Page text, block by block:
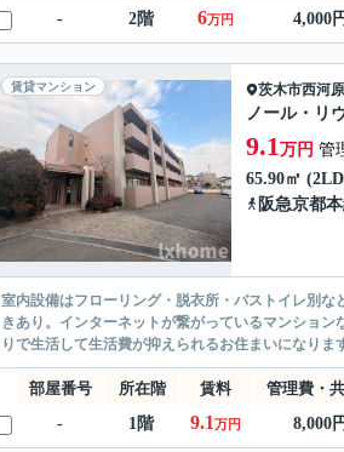
-
2階 6万円 4,000
賃貸マンション 茨木市西河
ノール・リ
9.1万円 管
65.90㎡
阪急京都
室内設備はフローリング・脱衣所・バストイレ別
きあり。インターネットが繋がっているマンショ
りで生活して生活費が抑えられるお住まいになり
部屋番号 所在階 賃料 管理費・
-
1階 9.1万円 8,000